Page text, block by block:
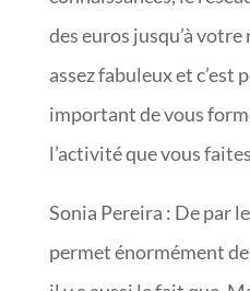
des euros jusqu’à votre
assez fabuleux et c’est
important de vous
l’activité que vous
Sonia Pereira : De par
permet énormément